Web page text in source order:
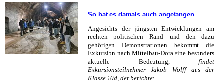
le
monde!
So hat es damals auch angefangen
Angesichts der jüngsten Entwicklungen am
rechten politischen Rand und den dazu
gehörigen Demonstrationen bekommt die
Exkursion nach Mittelbau-Dora eine besonders
aktuelle Bedeutung, findet
Exkursionsteilnehmer Jakob Wolff aus der
Klasse 10d, der berichtet...